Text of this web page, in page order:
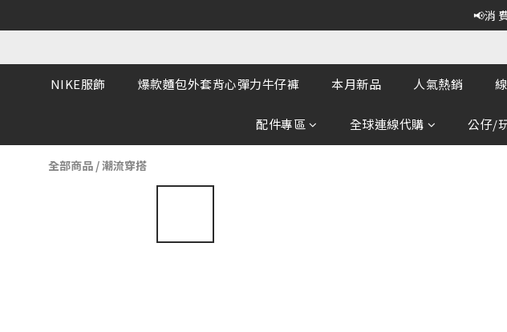
📢消
NIKE服飾 爆款麵包外套背心彈力牛仔褲 本月新品 人氣熱銷
配件專區 全球連線代購 公仔/
全部商品 /潮流穿搭